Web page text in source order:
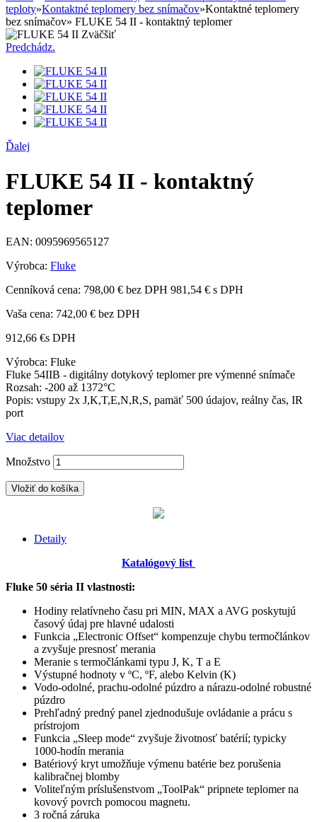
teploty»Kontaktné teplomery bez snímačov»Kontaktné teplomery
bez snímačov» FLUKE 54 II - kontaktný teplomer
Zväčšiť
Predchádz.
Ďalej
FLUKE 54 II - kontaktný
teplomer
EAN: 0095969565127
Výrobca: Fluke
Cenníková cena: 798,00 € bez DPH 981,54 € s DPH
Vaša cena: 742,00 € bez DPH
912,66 €s DPH
Výrobca: Fluke
Fluke 54IIB - digitálny dotykový teplomer pre výmenné snímače
Rozsah: -200 až 1372°C
Popis: vstupy 2x J,K,T,E,N,R,S, pamäť 500 údajov, reálny čas, IR
port
Viac detailov
Množstvo
Vložiť do košíka
Detaily
Katalógový list
Fluke 50 séria II vlastnosti:
Hodiny relatívneho času pri MIN, MAX a AVG poskytujú
časový údaj pre hlavné udalosti
Funkcia „Electronic Offset“ kompenzuje chybu termočlánkov
a zvyšuje presnosť merania
Meranie s termočlánkami typu J, K, T a E
Výstupné hodnoty v ºC, ºF, alebo Kelvin (K)
Vodo-odolné, prachu-odolné púzdro a nárazu-odolné robustné
púzdro
Prehľadný predný panel zjednodušuje ovládanie a prácu s
prístrojom
Funkcia „Sleep mode“ zvyšuje životnosť batérií; typicky
1000-hodín merania
Batériový kryt umožňuje výmenu batérie bez porušenia
kalibračnej blomby
Voliteľným príslušenstvom „ToolPak“ pripnete teplomer na
kovový povrch pomocou magnetu.
3 ročná záruka